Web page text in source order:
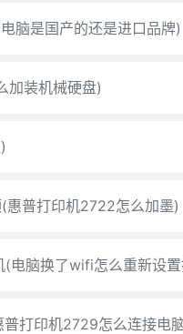
脑是国产的还是进口品牌)
加装机械硬盘)
惠普打印机2722怎么加墨)
电脑换了wifi怎么重新设
打印机2729怎么连接电